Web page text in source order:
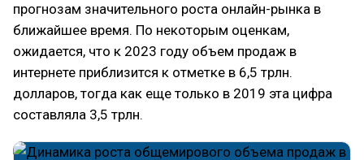
прогнозам значительного роста онлайн-рынка в
ближайшее время. По некоторым оценкам,
ожидается, что к 2023 году объем продаж в
интернете приблизится к отметке в 6,5 трлн.
долларов, тогда как еще только в 2019 эта цифра
составляла 3,5 трлн.